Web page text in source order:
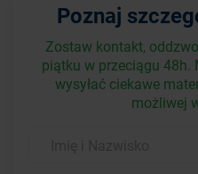
Poznaj
Zostaw kontakt,
piątku w przeciągu 48h.
wysyłać ciekawe
możliwej